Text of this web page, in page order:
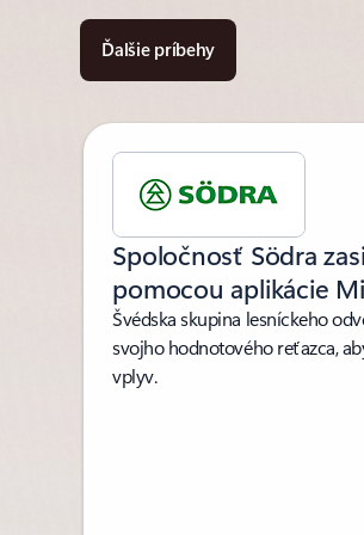
Ďalšie príbehy
Zobrazuje sa snímka 1 z 6
Spoločnosť Södra
pomocou aplikácie
Švédska skupina lesníckeho
svojho hodnotového reťazca,
vplyv.